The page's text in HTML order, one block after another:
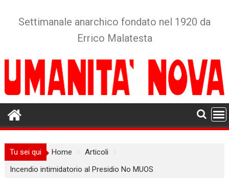
Settimanale anarchico fondato nel 1920 da
Errico Malatesta
Tu sei qui Home
Articoli
Incendio intimidatorio al Presidio No MUOS